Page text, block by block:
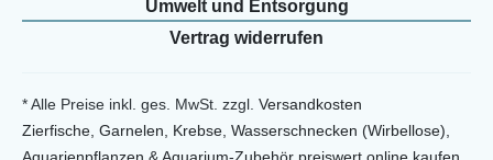
Umwelt und Entsorgung
Vertrag widerrufen
* Alle Preise inkl. ges. MwSt. zzgl. Versandkosten
Zierfische, Garnelen, Krebse, Wasserschnecken (Wirbellose),